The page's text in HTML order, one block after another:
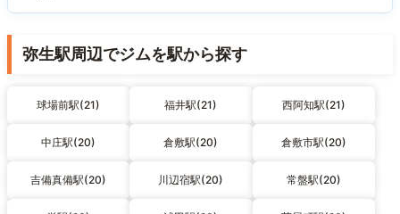
弥生駅周辺でジムを駅から探す
球場前駅(21) 福井駅(21) 西阿知駅(21)
中庄駅(20) 倉敷駅(20) 倉敷市駅(20)
吉備真備駅(20) 川辺宿駅(20) 常盤駅(20)